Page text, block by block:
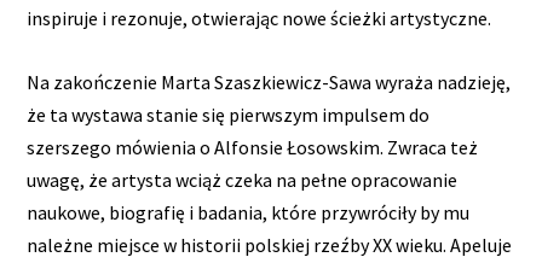
inspiruje i rezonuje, otwierając nowe ścieżki artystyczne.
Na zakończenie Marta Szaszkiewicz-Sawa wyraża nadzieję,
że ta wystawa stanie się pierwszym impulsem do
szerszego mówienia o Alfonsie Łosowskim. Zwraca też
uwagę, że artysta wciąż czeka na pełne opracowanie
naukowe, biografię i badania, które przywróciły by mu
należne miejsce w historii polskiej rzeźby XX wieku. Apeluje